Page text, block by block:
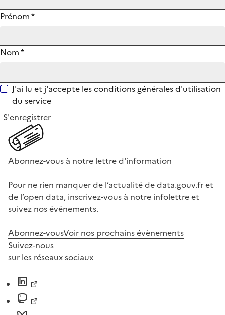
Prénom*
Nom*
J'ai lu et j'accepte les conditions générales d'utilisation
du service
S'enregistrer
Abonnez-vous à notre lettre d'information
Pour ne rien manquer de l’actualité de data.gouv.fr et
de l’open data, inscrivez-vous à notre infolettre et
suivez nos événements.
Abonnez-vousVoir nos prochains évènements
Suivez-nous
sur les réseaux sociaux